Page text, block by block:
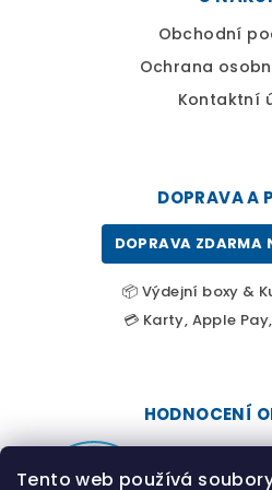
Tento web používá
Obchodní
Ochrana
Kontaktní
DOPRAVA A
DOPRAVA ZDARMA
📦 Výdejní boxy &
💳 Karty, Apple
HODNOCENÍ